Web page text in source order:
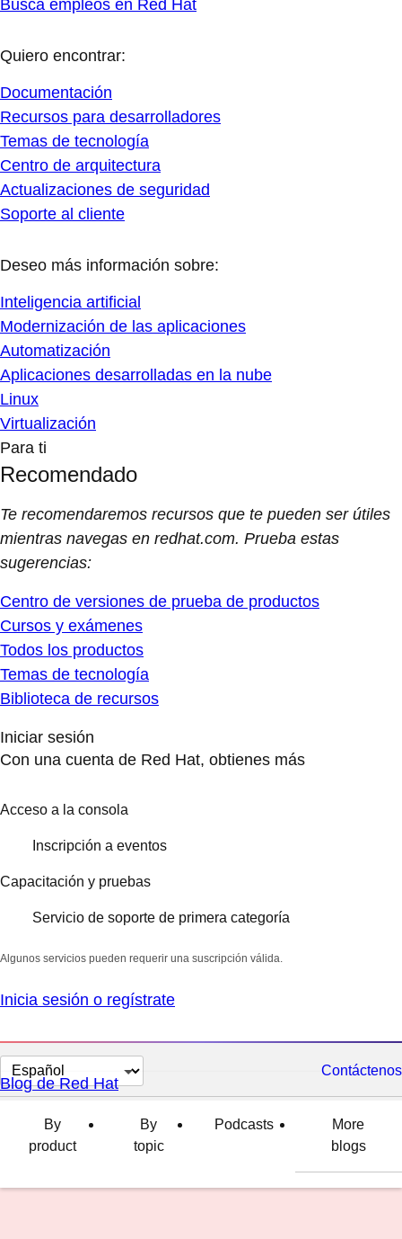
Busca empleos en Red Hat
Quiero encontrar:
Documentación
Recursos para desarrolladores
Temas de tecnología
Centro de arquitectura
Actualizaciones de seguridad
Soporte al cliente
Deseo más información sobre:
Inteligencia artificial
Modernización de las aplicaciones
Automatización
Aplicaciones desarrolladas en la nube
Linux
Virtualización
Para ti
Recomendado
Te recomendaremos recursos que te pueden ser útiles
mientras navegas en redhat.com. Prueba estas
sugerencias:
Centro de versiones de prueba de productos
Cursos y exámenes
Todos los productos
Temas de tecnología
Biblioteca de recursos
Iniciar sesión
Con una cuenta de Red Hat, obtienes más
Acceso a la consola
Inscripción a eventos
Capacitación y pruebas
Servicio de soporte de primera categoría
Algunos servicios pueden requerir una suscripción válida.
Inicia sesión o regístrate
Cambiar
el
idioma
Contáctenos
Blog de Red Hat
By
product
By
topic
Podcasts
More
blogs